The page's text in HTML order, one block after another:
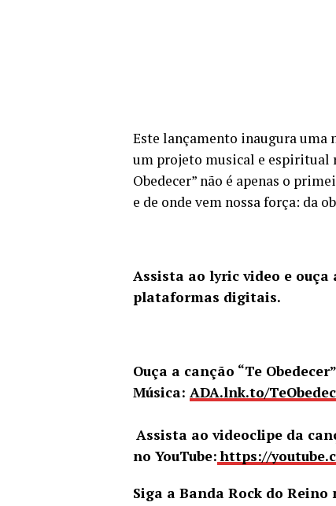
Este lançamento inaugura uma
um projeto musical e espiritual
Obedecer” não é apenas o
e de onde vem nossa força: da
Assista ao lyric video e ouça
plataformas digitais.
Ouça a canção “Te
Música: ADA.lnk.to/
Assista ao videoclipe da
no YouTube: https://
Siga a Banda Rock do Reino